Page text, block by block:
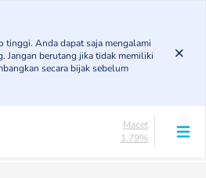
tinggi. Anda dapat saja mengalami
Jangan berutang jika tidak memiliki
secara bijak sebelum
3.43%
KL
4.85%
Macet
1.79%